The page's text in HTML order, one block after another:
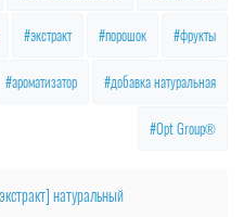
экстракт порошок фрукты
ароматизатор добавка натуральная
Opt Group®
натуральный